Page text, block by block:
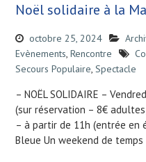
Noël solidaire à la
octobre 25, 2024
Evènements, Rencontre
Secours Populaire, Spectacle
– NOËL SOLIDAIRE –
(sur réservation – 8€
– à partir de 11h (entrée en
Bleue Un weekend de